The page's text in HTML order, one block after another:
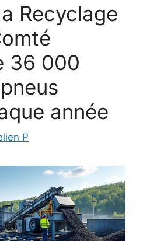
Recyclage
36 000
année
P